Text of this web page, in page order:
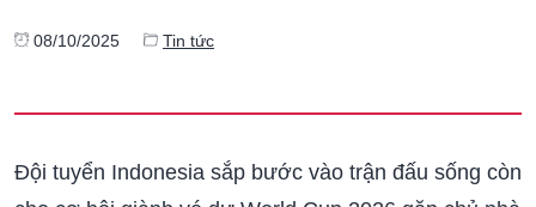
08/10/2025 Tin tức
Đội tuyển Indonesia sắp bước vào trận đấu sống còn